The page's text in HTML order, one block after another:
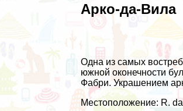
Арко-да-Вила
Одна из самых
южной оконечности
Фабри. Украшением
Местоположение: R.